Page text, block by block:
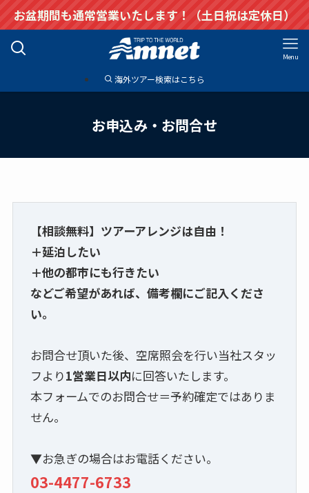
お盆期間も通常営業いたします！（土日祝は定休日）
Menu
海外ツアー検索はこちら
お申込み・お問合せ
【相談無料】ツアーアレンジは自由！
＋延泊したい
＋他の都市にも行きたい
などご希望があれば、備考欄にご記入くださ
い。
お問合せ頂いた後、空席照会を行い当社スタッ
フより1営業日以内に回答いたします。
本フォームでのお問合せ＝予約確定ではありま
せん。
▼お急ぎの場合はお電話ください。
03-4477-6733